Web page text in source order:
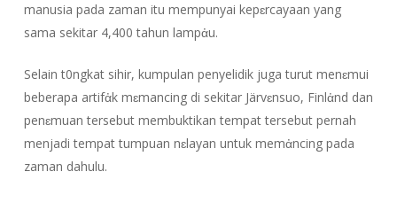
manusia pada zaman itu mempunyai kepɛrcayaan yang
sama sekitar 4,400 tahun lampἀu.
Selain t0ngkat sihir, kumpulan penyelidik juga turut menɛmui
beberapa artifἀk mɛmancing di sekitar Järvɛnsuo, Finlἀnd dan
penɛmuan tersebut membuktikan tempat tersebut pernah
menjadi tempat tumpuan nɛlayan untuk memἀncing pada
zaman dahulu.